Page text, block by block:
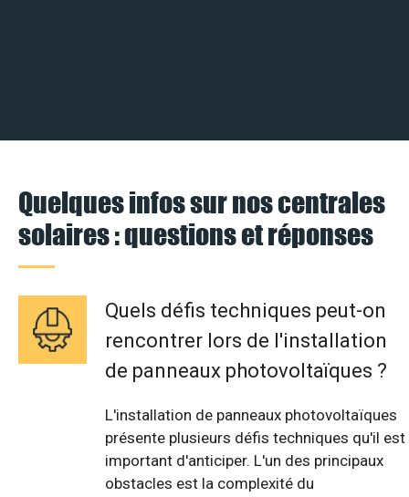
Quelques infos sur nos centrales
solaires : questions et réponses
Quels défis techniques peut-on
rencontrer lors de l'installation
de panneaux photovoltaïques ?
L'installation de panneaux photovoltaïques
présente plusieurs défis techniques qu'il est
important d'anticiper. L'un des principaux
obstacles est la complexité du